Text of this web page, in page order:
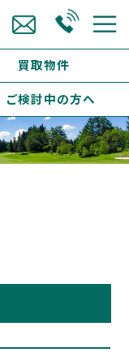
買取物件
ご検討中の方へ